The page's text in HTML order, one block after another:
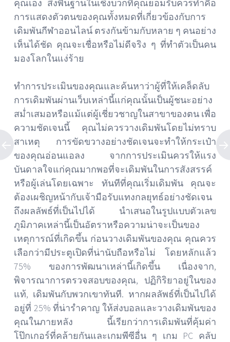
คุณเอง สิ่งพื้นฐานในเชิงบวกที่คุณยอมรับควรทำคือ
การแสดงตัวตนของคุณทั้งหมดที่เกี่ยวข้องกับการ
เดิมพันกีฬาออนไลน์ ตรงกันข้ามกับหลาย ๆ คนอย่าง
เห็นได้ชัด คุณจะเชื่อหรือไม่ดีจริง ๆ ที่ทำตัวเป็นคน
มองโลกในแง่ร้าย
ทำการประเมินของคุณและค้นหาว่าผู้ที่ให้เคล็ดลับ
การเดิมพันผ่านเว็บเหล่านี้แก่คุณนั้นเป็นผู้ชนะอย่าง
สม่ำเสมอหรือแม้แต่ผู้เชี่ยวชาญในสาขาของตน เพื่อ
ความชัดเจนนี้ คุณไม่ควรวางเดิมพันโดยไม่ทราบ
สาเหตุ การขัดขวางอย่างชัดเจนจะทำให้กระเป๋า
ของคุณอ่อนแอลง จากการประเมินควรให้แรง
บันดาลใจแก่คุณมากพอที่จะเดิมพันในการสังสรรค์
หรือผู้เล่นโดยเฉพาะ ทันทีที่คุณเริ่มเดิมพัน คุณจะ
ต้องเผชิญหน้ากับเจ้ามือรับแทงกลยุทธ์อย่างชัดเจน
ถึงผลลัพธ์ที่เป็นไปได้ นำเสนอในรูปแบบตัวเลข
ภูมิภาคเหล่านี้เป็นอัตราหรือความน่าจะเป็นของ
เหตุการณ์ที่เกิดขึ้น ก่อนวางเดิมพันของคุณ คุณควร
เลือกว่ามีประตูเปิดที่น่านับถือหรือไม่ โดยหลักแล้ว
75% ของการพัฒนาเหล่านี้เกิดขึ้น เนื่องจาก,
พิจารณาการตรวจสอบของคุณ, ปฏิกิริยาอยู่ในของ
แท้, เดิมพันกับพวกเขาทันที. หากผลลัพธ์ที่เป็นไปได้
อยู่ที่ 25% ที่น่ารำคาญ ให้ส่งบอลและวางเดิมพันของ
คุณในภายหลัง นี้เรียกว่าการเดิมพันที่คุ้มค่า
โป๊กเกอร์ที่คล้ายกันและเกมพีซีอื่น ๆ เกม PC คลับ